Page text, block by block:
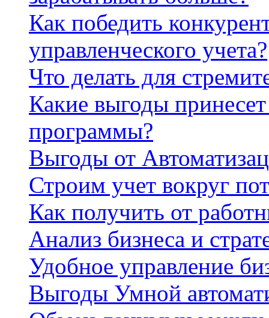
Как победить
управленческого учета?
Что делать для
Какие выгоды
программы?
Выгоды от
Строим учет вокруг
Как получить от
Анализ бизнеса и
Удобное управление
Выгоды Умной